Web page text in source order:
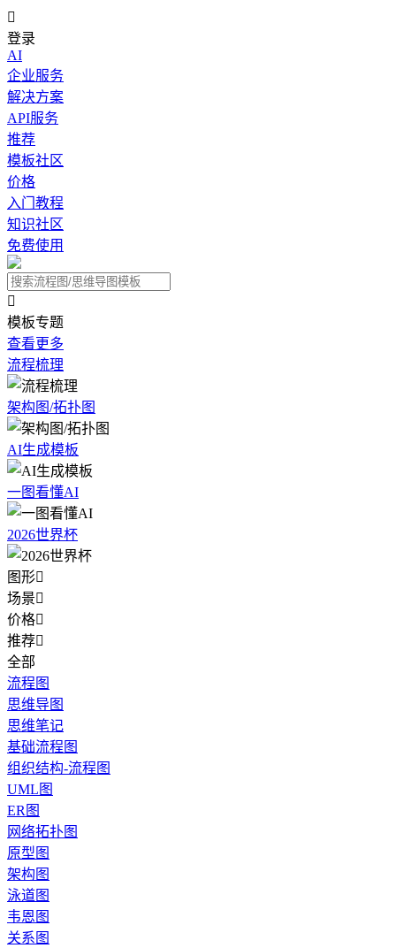

登录
AI
企业服务
解决方案
API服务
推荐
模板社区
价格
入门教程
知识社区
免费使用

模板专题
查看更多
流程梳理
架构图/拓扑图
AI生成模板
一图看懂AI
2026世界杯
图形
场景
价格
推荐
全部
流程图
思维导图
思维笔记
基础流程图
组织结构-流程图
UML图
ER图
网络拓扑图
原型图
架构图
泳道图
韦恩图
关系图